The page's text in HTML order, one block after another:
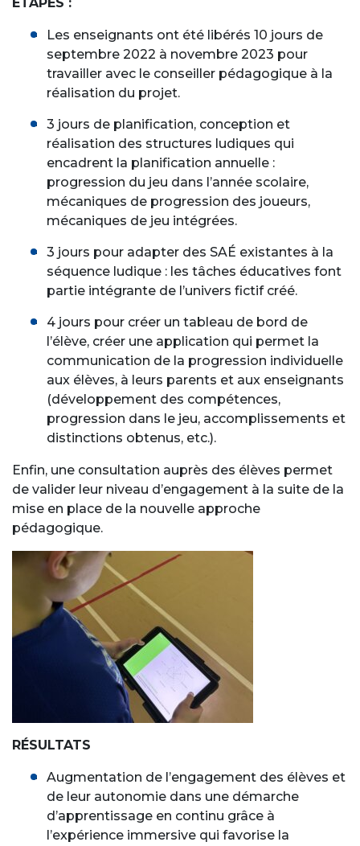
Les enseignants ont été libérés 10 jours de
septembre 2022 à novembre 2023 pour
travailler avec le conseiller pédagogique à la
réalisation du projet.
3 jours de planification, conception et
réalisation des structures ludiques qui
encadrent la planification annuelle :
progression du jeu dans l’année scolaire,
mécaniques de progression des joueurs,
mécaniques de jeu intégrées.
3 jours pour adapter des SAÉ existantes à la
séquence ludique : les tâches éducatives font
partie intégrante de l’univers fictif créé.
4 jours pour créer un tableau de bord de
l’élève, créer une application qui permet la
communication de la progression individuelle
aux élèves, à leurs parents et aux enseignants
(développement des compétences,
progression dans le jeu, accomplissements et
distinctions obtenus, etc.).
Enfin, une consultation auprès des élèves permet
de valider leur niveau d’engagement à la suite de la
mise en place de la nouvelle approche
pédagogique.
RÉSULTATS
Augmentation de l’engagement des élèves et
de leur autonomie dans une démarche
d’apprentissage en continu grâce à
l’expérience immersive qui favorise la